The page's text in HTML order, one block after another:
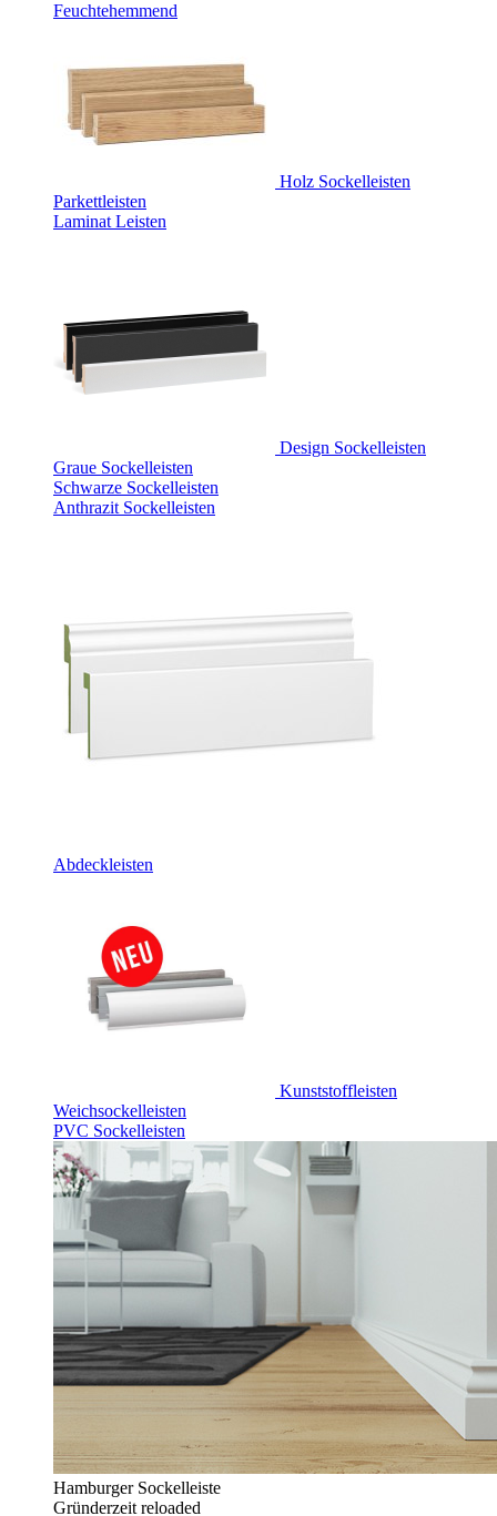
Feuchtehemmend
Holz Sockelleisten
Parkettleisten
Laminat Leisten
Design Sockelleisten
Graue Sockelleisten
Schwarze Sockelleisten
Anthrazit Sockelleisten
Abdeckleisten
Kunststoffleisten
Weichsockelleisten
PVC Sockelleisten
Hamburger Sockelleiste
Gründerzeit reloaded